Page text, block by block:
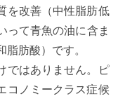
を改善（中性脂肪低
って青魚の油に含ま
肪酸）です。
ではありません。ピ
コノミークラス症候